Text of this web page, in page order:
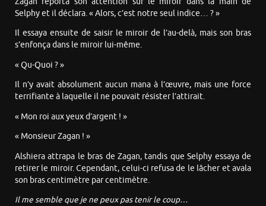
Selphy et il déclara. « Alors, c’est notre seul indice… ? »
Il essaya ensuite de saisir le miroir de l’au-delà, mais son bras
s’enfonça dans le miroir lui-même.
« Qu-Quoi ? »
Il n’y avait absolument aucun mana à l’œuvre, mais une force
terrifiante à laquelle il ne pouvait résister l’attirait.
« Mon roi aux yeux d’argent ! »
« Monsieur Zagan ! »
Alshiera attrapa le bras de Zagan, tandis que Selphy essaya de
retirer le miroir. Cependant, celui-ci refusa de le lâcher et avala
son bras centimètre par centimètre.
Il me semble que je ne peux pas tenir le coup…